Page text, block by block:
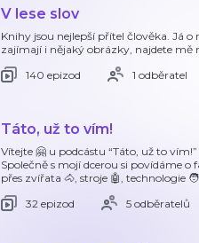
V lese slov
Knihy jsou nejlepší přítel člověka. Já
zajímají i nějaký obrázky, najdete mě
140 epizod
1 odběratel
Táto, už to vím!
Vítejte 🤗 u podcástu “Táto, už to
Společně s mojí dcerou si povídáme
přes zvířata 🐴, stroje 🤖, technologie
32 epizod
5 odběratelů